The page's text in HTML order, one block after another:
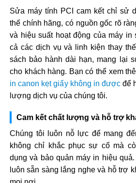
Sửa máy tính PCI cam kết chỉ sử
thế chính hãng, có nguồn gốc rõ
và hiệu suất hoạt động của máy
cả các dịch vụ và linh kiện thay
sách bảo hành dài hạn, mang lại
cho khách hàng. Bạn có thể xem
in canon kẹt giấy không in được để
lượng dịch vụ của chúng tôi.
Cam kết chất lượng và hỗ trợ
Chúng tôi luôn nỗ lực để mang
không chỉ khắc phục sự cố mà
dụng và bảo quản máy in hiệu
luôn sẵn sàng lắng nghe và hỗ trợ